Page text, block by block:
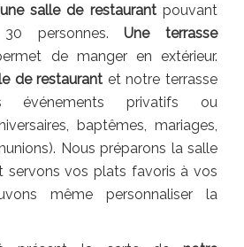
une salle de restaurantpouvant
30 personnes.Une terrasse
de manger en extérieur.
de restaurant et notre terrasse
privatifs ou
baptêmes, mariages,
Nous préparons la salle
servons vos plats favoris à vos
même personnaliser la